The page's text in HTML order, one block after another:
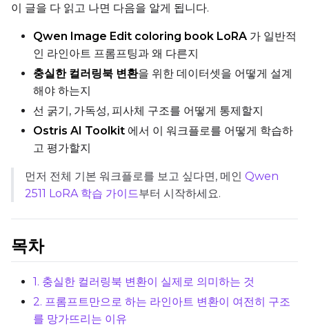
Data Type
Max Step Saves to Keep
이 글을 다 읽고 나면 다음을 알게 됩니다.
Qwen Image Edit coloring book LoRA 가 일반적
인 라인아트 프롬프팅과 왜 다른지
충실한 컬러링북 변환을 위한 데이터셋을 어떻게 설계
해야 하는지
선 굵기, 가독성, 피사체 구조를 어떻게 통제할지
Ostris AI Toolkit 에서 이 워크플로를 어떻게 학습하
고 평가할지
먼저 전체 기본 워크플로를 보고 싶다면, 메인 Qwen
2511 LoRA 학습 가이드부터 시작하세요.
목차
1. 충실한 컬러링북 변환이 실제로 의미하는 것
2. 프롬프트만으로 하는 라인아트 변환이 여전히 구조
를 망가뜨리는 이유